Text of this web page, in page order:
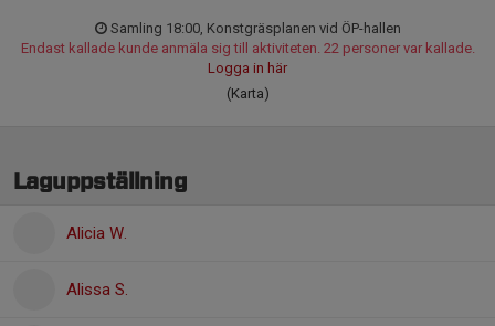
Samling 18:00, Konstgräsplanen vid ÖP-hallen
Endast kallade kunde anmäla sig till aktiviteten. 22 personer var kallade.
Logga in här
(Karta)
Laguppställning
Alicia W.
Alissa S.